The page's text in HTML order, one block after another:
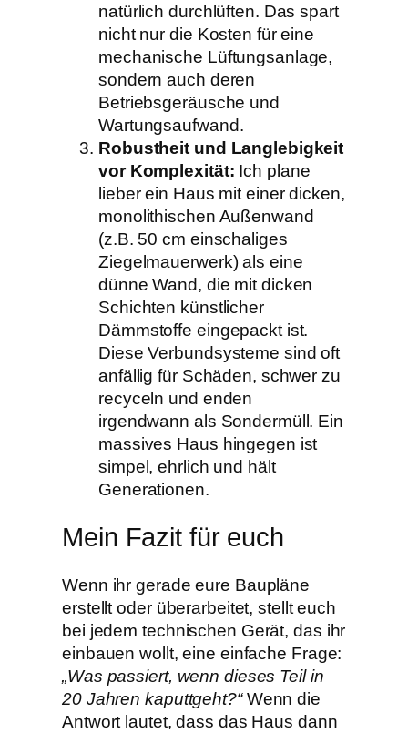
natürlich durchlüften. Das spart
nicht nur die Kosten für eine
mechanische Lüftungsanlage,
sondern auch deren
Betriebsgeräusche und
Wartungsaufwand.
Robustheit und Langlebigkeit
vor Komplexität: Ich plane
lieber ein Haus mit einer dicken,
monolithischen Außenwand
(z.B. 50 cm einschaliges
Ziegelmauerwerk) als eine
dünne Wand, die mit dicken
Schichten künstlicher
Dämmstoffe eingepackt ist.
Diese Verbundsysteme sind oft
anfällig für Schäden, schwer zu
recyceln und enden
irgendwann als Sondermüll. Ein
massives Haus hingegen ist
simpel, ehrlich und hält
Generationen.
​Mein Fazit für euch
​Wenn ihr gerade eure Baupläne
erstellt oder überarbeitet, stellt euch
bei jedem technischen Gerät, das ihr
einbauen wollt, eine einfache Frage:
„Was passiert, wenn dieses Teil in
20 Jahren kaputtgeht?“Wenn die
Antwort lautet, dass das Haus dann